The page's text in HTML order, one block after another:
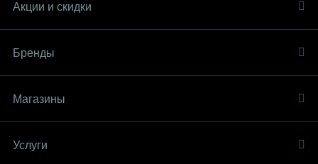
Акции и скидки
Бренды
Магазины
Услуги